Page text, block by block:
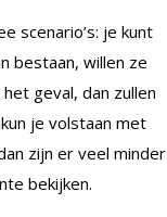
scenario’s: je kunt
bestaan, willen ze
geval, dan zullen
je volstaan met
zijn er veel minder
bekijken.